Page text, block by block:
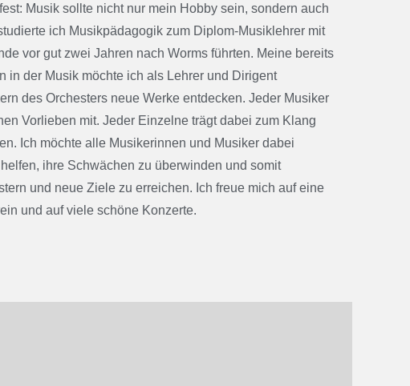
Musik sollte nicht nur mein Hobby sein, sondern auch
ich Musikpädagogik zum Diplom-Musiklehrer mit
vor gut zwei Jahren nach Worms führten. Meine bereits
in der Musik möchte ich als Lehrer und Dirigent
des Orchesters neue Werke entdecken. Jeder Musiker
Vorlieben mit. Jeder Einzelne trägt dabei zum Klang
Ich möchte alle Musikerinnen und Musiker dabei
ihre Schwächen zu überwinden und somit
und neue Ziele zu erreichen. Ich freue mich auf eine
und auf viele schöne Konzerte.